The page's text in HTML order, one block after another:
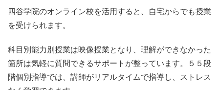
四谷学院のオンライン校を活用すると、自宅からでも授業
を受けられます。
科目別能力別授業は映像授業となり、理解ができなかった
箇所は気軽に質問できるサポートが整っています。５５段
階個別指導では、講師がリアルタイムで指導し、ストレス